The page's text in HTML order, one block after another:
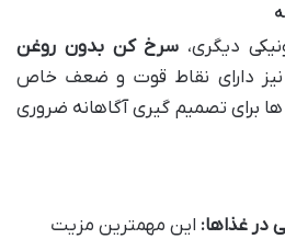
دیگری، سرخ کن بدون روغن
نیز دارای نقاط قوت و ضعف خاص
برای تصمیم گیری آگاهانه ضروری
غذاها: این مهمترین مزیت